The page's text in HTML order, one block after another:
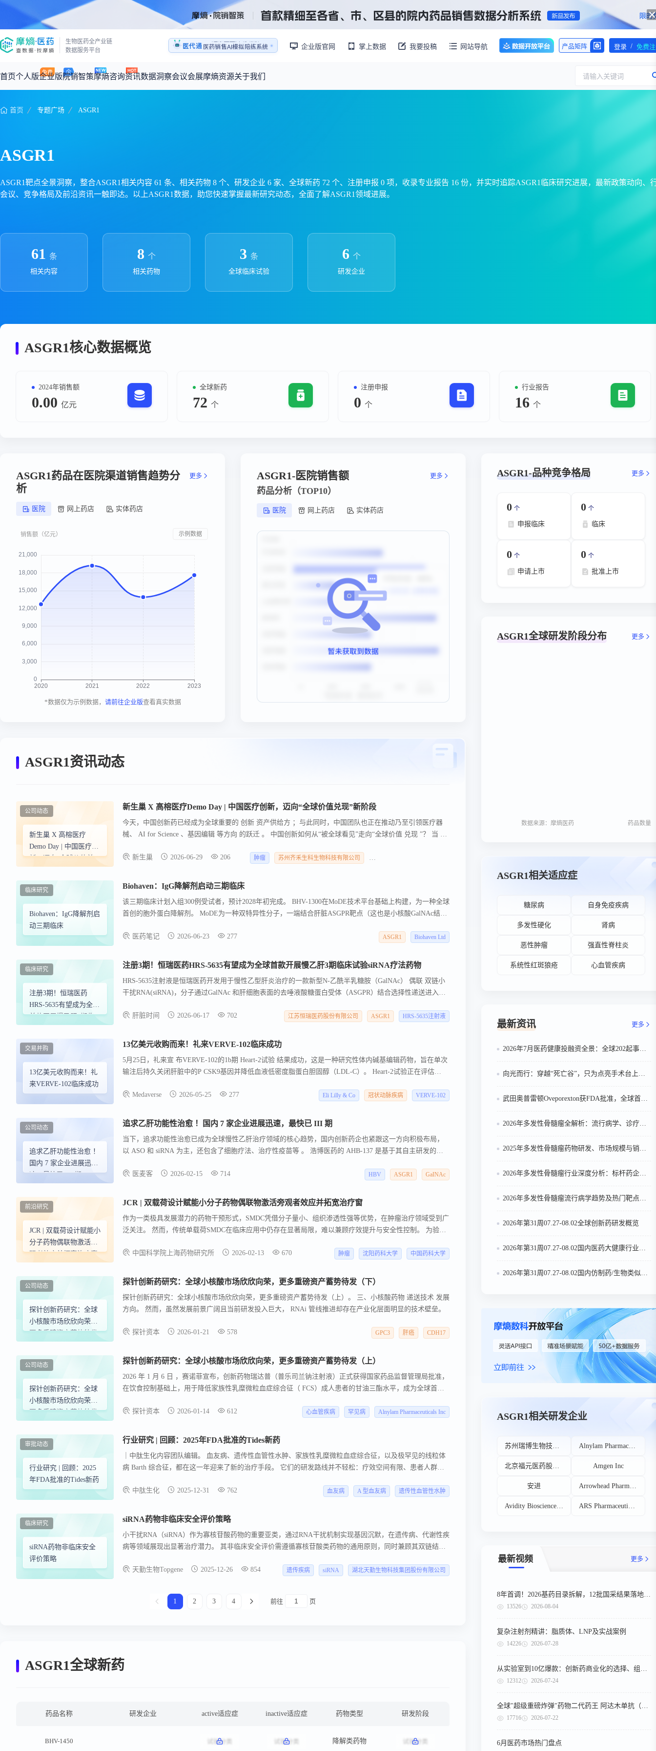
生物医药全产业链
数据服务平台
医代通 医药销售AI模拟陪练系统
1:1还原医生拜访场景
企业版官网 掌上数据 我要投稿 网站导航 产品矩阵 登录 / 免费
首页个人版企业版院销智策摩熵咨询
咨询服务
产品立项评估及管线规划
投资决策与交易估值
“十五五”战略规划 最新 从实验室到10亿爆款：创新药商业化的选择、组织与执行
资讯
摩熵原创
深度分析
投融资
注册审批
时讯
研发注册政策
交易并购
人事变动
专家观点
数据洞察
数据中心
基于市场数据，为您提供全面的市场趋势分析与决策支持
政策法规
上市医药企业年报
药品生产企业
临床进展
会议会展摩熵资源关于我们 请输入关键词
首页 专题广场 ASGR1
ASGR1
ASGR1靶点全景洞察，整合ASGR1相关内容 61 条、相关药物 8 个、研发企业 6 家、全球新药 72 个、注册申报 0 项，收录专业报告 16 份，并实时追踪ASGR1临床研究进展，最新政策动向、
会议、竞争格局及前沿资讯一触即达。以上ASGR1数据，助您快速掌握最新研究动态，全面了解ASGR1领域进展。
61 条
相关内容
8 个
相关药物
3 条
全球临床试验
6 个
研发企业
ASGR1核心数据概览
2024年销售额
0.00 亿元
全球新药
72 个
注册申报
0 个
行业报告
16 个
ASGR1药品在医院渠道销售趋势分
析
更多
医院 网上药店 实体药店
示例数据
*数据仅为示例数据， 请前往企业版查看真实数据
ASGR1-医院销售额 更多
药品分析（TOP10）
医院 网上药店 实体药店
ASGR1资讯动态
新生巢 X 高榕医疗
Demo Day | 中国医疗创
新，迈向“全球价值兑
公司动态 新生巢 X 高榕医疗Demo Day | 中国医疗创新，迈向“全球价值兑现”新阶段
今天，中国创新药已经成为全球重要的 创新 资产供给方 ；与此同时，中国团队也正在推动乃至引领医疗器
械、 AI for Science 、基因编辑 等方向 的跃迁 。 中国创新如何从“被全球看见”走向“全球价值 兑现 ”？ 当 竞
新生巢
2026-06-29 206 肿瘤 苏州齐禾生科生物科技有限公司 深圳未知君生物科技有限公司
Biohaven：IgG降解剂启
动三期临床
临床研究 Biohaven：IgG降解剂启动三期临床
该三期临床计划入组300例受试者，预计2028年初完成。 BHV-1300在MoDE技术平台基础上构建，为一种全球
首创的胞外蛋白降解剂。 MoDE为一种双特异性分子，一端结合肝脏ASGPR靶点（这也是小核酸GalNAc结合
医药笔记
2026-06-23 277 ASGR1 Biohaven Ltd
注册3期！恒瑞医药
HRS-5635有望成为全球
首款开展慢乙肝3期临
临床研究 注册3期！恒瑞医药HRS-5635有望成为全球首款开展慢乙肝3期临床试验siRNA疗法药物
HRS-5635注射液是恒瑞医药开发用于慢性乙型肝炎治疗的一款新型N-乙酰半乳糖胺（GalNAc） 偶联 双链小
干扰RNA(siRNA)，分子通过GalNAc 和肝细胞表面的去唾液酸糖蛋白受体（ASGPR）结合选择性递送进入肝
达，发挥抗病毒作用。 HRS-5635 在2024年开始2期临床试验，目前未见官方披露具体的2期临床试验数据。
肝脏时间 2026-06-17 702 江苏恒瑞医药股份有限公司 ASGR1 HRS-5635注射液
13亿美元收购而来！礼
来VERVE-102临床成功
交易并购 13亿美元收购而来！礼来VERVE-102临床成功
5月25日，礼来宣 布VERVE-102的1b期 Heart-2试验 结果成功，这是一种研究性体内碱基编辑药物，旨在单次
输注后持久关闭肝脏中的P CSK9基因并降低血液低密度脂蛋白胆固醇（LDL-C）。 Heart-2试验正在评估
在Heart-2研究中，单次静脉注射VERVE-102可显著降低循环PCSK9蛋白，并相应降低所有评估剂量水平的
Medaverse 2026-05-25 277 Eli Lilly & Co 冠状动脉疾病 VERVE-102
追求乙肝功能性治愈 ！
国内 7 家企业进展迅
速，最快已 III 期
公司动态 追求乙肝功能性治愈 ！国内 7 家企业进展迅速，最快已 III 期
当下，追求功能性治愈已成为全球慢性乙肝治疗领域的核心趋势，国内创新药企也紧跟这一方向积极布局，
以 ASO 和 siRNA 为主，还包含了细胞疗法、治疗性疫苗等 。 浩博医药的 AHB-137 是基于其自主研发的
联三触角型 N-乙酰半乳糖胺 （GalNAc） 的双链小干扰 RNA， 可通过 GalNAc 和肝细胞表面的去唾液酸糖蛋
医麦客 2026-02-15 714 HBV ASGR1 GaINAc
JCR | 双载荷设计赋能小
分子药物偶联物激活旁
观者效应并拓宽治疗窗
前沿研究 JCR | 双载荷设计赋能小分子药物偶联物激活旁观者效应并拓宽治疗窗
作为一类极具发展潜力的药物干预形式，SMDC凭借分子量小、组织渗透性强等优势，在肿瘤治疗领域受到广
泛关注。 然而，传统单载荷SMDC在临床应用中仍存在显著局限，难以兼顾疗效提升与安全性控制。 为验证
Targeting Chimera）为模型体系，构建了第二代双载荷分子Bi-LIVTAC。
中国科学院上海药物研究所 2026-02-13 670 肿瘤 沈阳药科大学 中国药科大学
探针创新药研究：全球
小核酸市场欣欣向荣，
更多重磅资产蓄势待发
公司动态 探针创新药研究：全球小核酸市场欣欣向荣，更多重磅资产蓄势待发（下）
探针创新药研究：全球小核酸市场欣欣向荣，更多重磅资产蓄势待发（上）。 三、小核酸药物 递送技术 发展
方向。 然而，虽然发展前景广阔且当前研发投入巨大， RNAi 管线推进却存在产业化层面明显的技术壁垒。
探针资本 2026-01-21 578 GPC3 肝癌 CDH17
探针创新药研究：全球
小核酸市场欣欣向荣，
更多重磅资产蓄势待发
公司动态 探针创新药研究：全球小核酸市场欣欣向荣，更多重磅资产蓄势待发（上）
2026 年 1 月 6 日 ，赛诺菲宣布，创新药物瑞达普（普乐司兰钠注射液）正式获得国家药品监督管理局批准，
在饮食控制基础上，用于降低家族性乳糜微粒血症综合征（ FCS）成人患者的甘油三酯水平，成为全球首个
疗法公司 Alnylam Pharmaceuticals 在2025 年研发日（R&D Day） 活动中发布了其管线近期的关键进展以及未
盖罕见病、心血管疾病、神经退行性疾病等多个领域。
探针资本 2026-01-14 612 心血管疾病 罕见病 Alnylam Pharmaceuticals Inc
行业研究 | 回顾：2025
年FDA批准的Tides新药
审批动态 行业研究 | 回顾：2025年FDA批准的Tides新药
｜中肽生化内容团队编辑。 血友病、遗传性血管性水肿、家族性乳糜微粒血症综合征，以及极罕见的线粒体
病 Barth 综合征，都在这一年迎来了新的治疗手段。 它们的研发路线并不轻松：疗效空间有限、患者人群稀
中肽生化
2025-12-31 762 血友病 A 型血友病 遗传性血管性水肿
siRNA药物非临床安全
评价策略
临床研究 siRNA药物非临床安全评价策略
小干扰RNA（siRNA）作为寡核苷酸药物的重要亚类，通过RNA干扰机制实现基因沉默，在遗传病、代谢性疾
病等领域展现出显著治疗潜力。 其非临床安全评价需遵循寡核苷酸类药物的通用原则，同时兼顾其双链结
天勤生物Topgene
2025-12-26 854 遗传疾病 siRNA 湖北天勤生物科技集团股份有限公司
1 2 3 4 前往 页
ASGR1全球新药
药品名称 研发企业 active适应症 inactive适应症 药物类型 研发阶段
BHV-1450 降解类药物
ASGR1-品种竞争格局 更多
0 个
申报临床
0 个
临床
0 个
申请上市
0 个
批准上市
ASGR1全球研发阶段分布 更多
数据来源：摩熵医药 药品数量
ASGR1相关适应症
糖尿病 自身免疫疾病
多发性硬化 肾病
恶性肿瘤 强直性脊柱炎
系统性红斑狼疮 心血管疾病
最新资讯 更多
2026年7月医药健康投融资全景：全球202起事件、中国99起，医疗器械+医药研发双赛道吸金564亿
向光而行：穿越“死亡谷”，只为点亮手术台上的那束光
武田奥普雷顿Oveporexton获FDA批准，全球首个靶向食欲素的1型发作性睡病对因治疗药物上市
2026年多发性骨髓瘤全解析：流行病学、诊疗及医保政策梳理
2025年多发性骨髓瘤药物研发、市场规模与销售趋势全解析
2026年多发性骨髓瘤行业深度分析：标杆药企案例与技术迭代研判
2026年多发性骨髓瘤流行病学趋势及热门靶点药物市场表现洞察
2026年第31周07.27-08.02全球创新药研发概览
2026年第31周07.27-08.02国内医药大健康行业政策法规汇总
2026年第31周07.27-08.02国内仿制药/生物类似物申报/审批数据分析
ASGR1相关研发企业
Amgen Inc
安进
最新视频 更多
13526 2026-08-04
复杂注射剂精讲：脂质体、LNP及实战案例
14226 2026-07-28
12312 2026-07-24
17716 2026-07-22
6月医药市场热门盘点